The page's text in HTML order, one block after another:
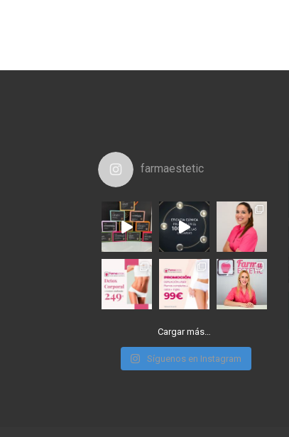
farmaestetic
Cargar más…
Síguenos en Instagram